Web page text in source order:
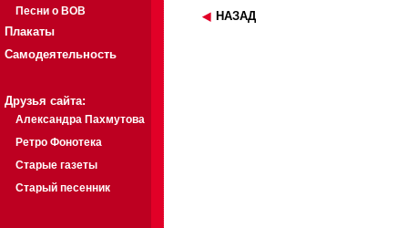
Песни о ВОВ
Плакаты
Самодеятельность
Друзья сайта:
Александра Пахмутова
Ретро Фонотека
Старые газеты
Старый песенник
НАЗАД